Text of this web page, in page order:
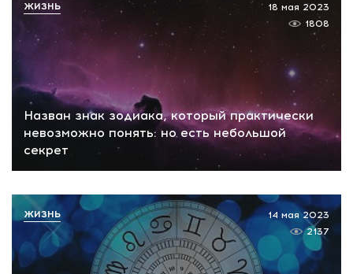
Назван знак зодиака, который практически
невозможно понять: но есть небольшой
секрет
18 мая 2023
1808
ЖИЗНЬ
14 мая 2023
2137
ЖИЗНЬ